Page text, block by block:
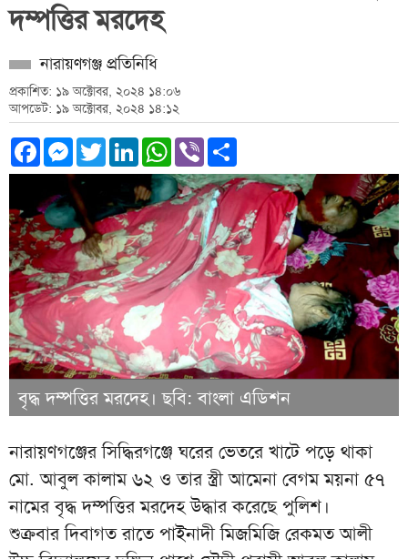
দম্পত্তির মরদেহ
নারায়ণগঞ্জ প্রতিনিধি
প্রকাশিত: ১৯ অক্টোবর, ২০২৪ ১৪:০৬
আপডেট: ১৯ অক্টোবর, ২০২৪ ১৪:১২
Facebook
Messenger
TwitterLinkedInWhatsApp
Viber
বৃদ্ধ দম্পত্তির মরদেহ। ছবি: বাংলা এডিশন
নারায়ণগঞ্জের সিদ্ধিরগঞ্জে ঘরের ভেতরে খাটে পড়ে থাকা
মো. আবুল কালাম ৬২ ও তার স্ত্রী আমেনা বেগম ময়না ৫৭
নামের বৃদ্ধ দম্পত্তির মরদেহ উদ্ধার করেছে পুলিশ।
শুক্রবার দিবাগত রাতে পাইনাদী মিজমিজি রেকমত আলী